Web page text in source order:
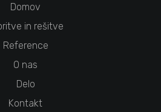
Domov
in rešitve
Reference
O nas
Delo
Kontakt